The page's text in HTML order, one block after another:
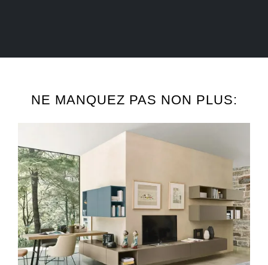
NE MANQUEZ PAS NON PLUS: